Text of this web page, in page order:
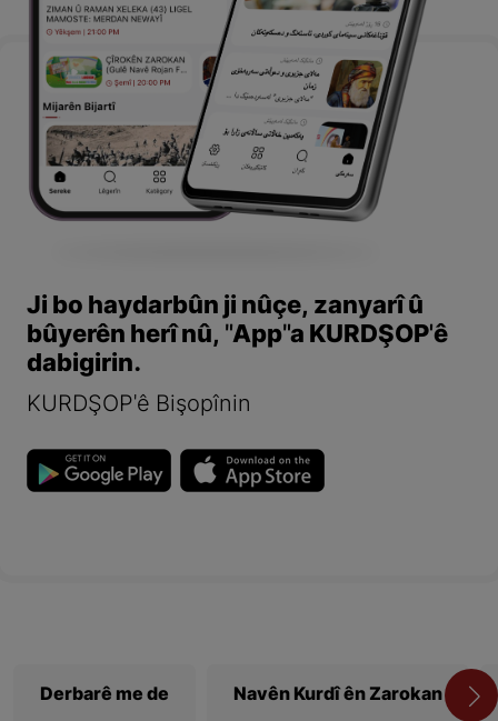
Ji bo haydarbûn ji nûçe, zanyarî û
bûyerên herî nû, "App"a KURDŞOP'ê
dabigirin.
KURDŞOP'ê Bişopînin
Derbarê me de Navên Kurdî ên Zarokan